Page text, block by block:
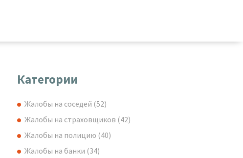
Категории
Жалобы на соседей (52)
Жалобы на страховщиков (42)
Жалобы на полицию (40)
Жалобы на банки (34)